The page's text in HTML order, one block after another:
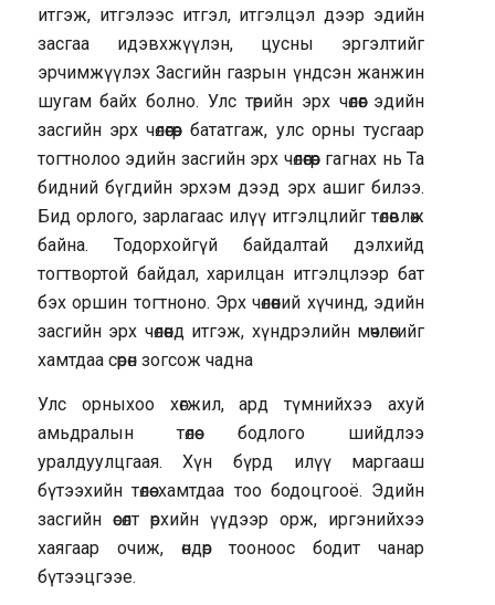
итгэж, итгэлээс итгэл, итгэлцэл дээр эдийн
засгаа идэвхжүүлэн, цусны эргэлтийг
эрчимжүүлэх Засгийн газрын үндсэн жанжин
шугам байх болно. Улс төрийн эрх чөлөөг эдийн
засгийн эрх чөлөөгөөр бататгаж, улс орны тусгаар
тогтнолоо эдийн засгийн эрх чөлөөгөөр гагнах нь Та
бидний бүгдийн эрхэм дээд эрх ашиг билээ.
Бид орлого, зарлагаас илүү итгэлцлийг төлөвлөж
байна. Тодорхойгүй байдалтай дэлхийд
тогтвортой байдал, харилцан итгэлцлээр бат
бэх оршин тогтноно. Эрх чөлөөний хүчинд, эдийн
засгийн эрх чөлөөнд итгэж, хүндрэлийн мөчлөгийг
хамтдаа сөрөн зогсож чадна
Улс орныхоо хөгжил, ард түмнийхээ ахуй
амьдралын төлөө бодлого шийдлээ
уралдуулцгаая. Хүн бүрд илүү маргааш
бүтээхийн төлөө хамтдаа тоо бодоцгооё. Эдийн
засгийн өсөлт өрхийн үүдээр орж, иргэнийхээ
хаягаар очиж, өндөр тооноос бодит чанар
бүтээцгээе.